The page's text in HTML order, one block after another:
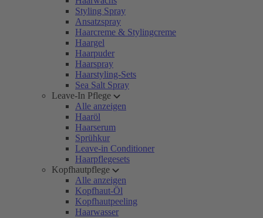
Styling Spray
Ansatzspray
Haarcreme & Stylingcreme
Haargel
Haarpuder
Haarspray
Haarstyling-Sets
Sea Salt Spray
Leave-In Pflege
Alle anzeigen
Haaröl
Haarserum
Sprühkur
Leave-in Conditioner
Haarpflegesets
Kopfhautpflege
Alle anzeigen
Kopfhaut-Öl
Kopfhautpeeling
Haarwasser